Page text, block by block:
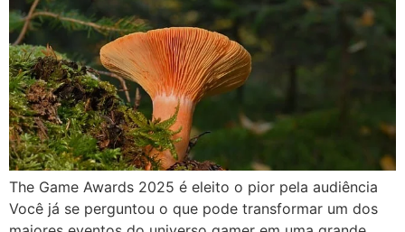
The Game Awards 2025 é eleito o pior pela audiência
Você já se perguntou o que pode transformar um dos